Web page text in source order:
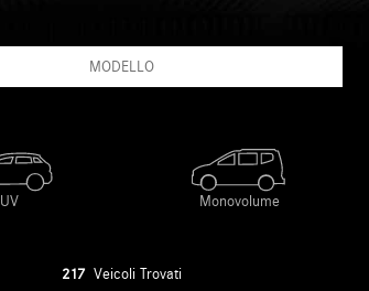
MODELLO
217Veicoli Trovati